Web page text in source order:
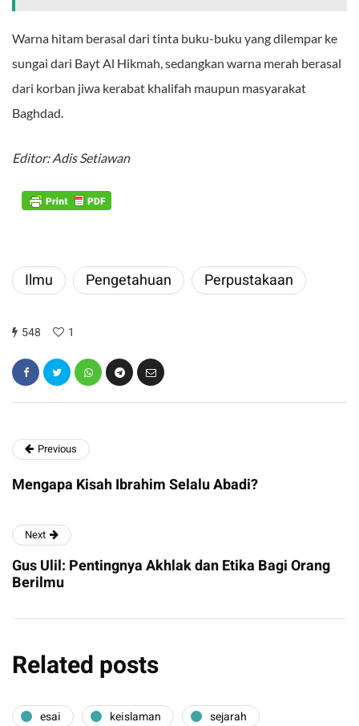
Warna hitam berasal dari tinta buku-buku yang dilempar ke
sungai dari Bayt Al Hikmah, sedangkan warna merah berasal
dari korban jiwa kerabat khalifah maupun masyarakat
Baghdad.
Editor: Adis Setiawan
Ilmu Pengetahuan Perpustakaan
548 1
Previous
Mengapa Kisah Ibrahim Selalu Abadi?
Next
Gus Ulil: Pentingnya Akhlak dan Etika Bagi Orang
Berilmu
Related posts
esai keislaman sejarah